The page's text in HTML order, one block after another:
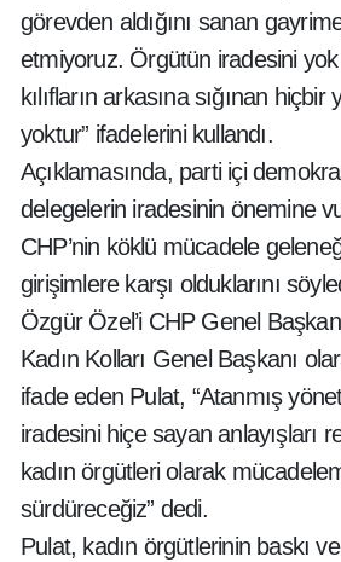
görevden aldığını sanan
etmiyoruz. Örgütün iradesini
kılıfların arkasına sığınan hiçbir
yoktur” ifadelerini kullandı.
Açıklamasında, parti içi
delegelerin iradesinin önemine
CHP’nin köklü mücadele
girişimlere karşı olduklarını
Özgür Özel’i CHP Genel
Kadın Kolları Genel Başkanı
ifade eden Pulat, “Atanmış
iradesini hiçe sayan anlayışları
kadın örgütleri olarak
sürdüreceğiz” dedi.
Pulat, kadın örgütlerinin baskı